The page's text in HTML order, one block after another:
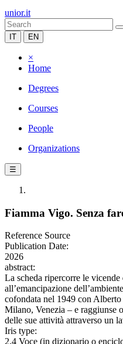
unior.it
IT EN
×
Home
Degrees
Courses
People
Organizations
☰
Fiamma Vigo. Senza
Reference Source
Publication Date:
2026
abstract:
La scheda ripercorre le
all’emancipazione
cofondata nel 1949 con
Milano, Venezia – e raggiunse
delle sue attività attraverso un
Iris type:
2.4 Voce (in dizionario o